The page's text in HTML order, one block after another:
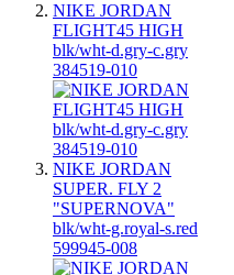
NIKE JORDAN
FLIGHT45 HIGH
blk/wht-d.gry-c.gry
384519-010
NIKE JORDAN
SUPER. FLY 2
"SUPERNOVA"
blk/wht-g.royal-s.red
599945-008